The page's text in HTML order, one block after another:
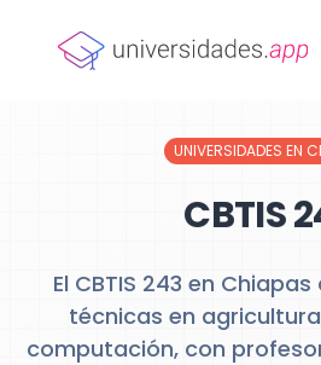
UNIVERSIDADES EN
CBTIS
El CBTIS 243 en
técnicas en
computación, con